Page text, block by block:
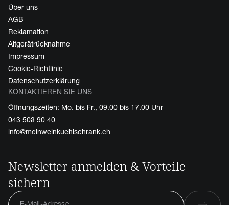
Über uns
AGB
Reklamation
Altgerätrücknahme
Impressum
Cookie-Richtlinie
Datenschutzerklärung
KONTAKTIEREN SIE UNS
Öffnungszeiten: Mo. bis Fr., 09.00 bis 17.00 Uhr
043 508 90 40
info@meinweinkuehlschrank.ch
Newsletter anmelden & Vorteile
sichern